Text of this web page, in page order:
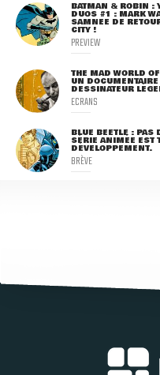
BATMAN & ROBIN :
DUOS #1 : MARK
SAMNEE DE
CITY !
PREVIEW
THE MAD WORLD
UN
DESSINATEUR
ECRANS
BLUE BEETLE : PAS
SÉRIE ANIMÉE EST
DÉVELOPPEMENT.
BRÈVE